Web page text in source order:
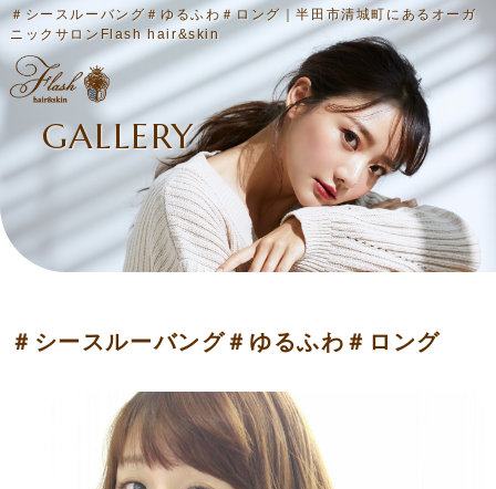
＃シースルーバング＃ゆるふわ＃ロング｜半田市清城町にあるオーガ
ニックサロンFlash hair&skin
GALLERY
＃シースルーバング＃ゆるふわ＃ロング